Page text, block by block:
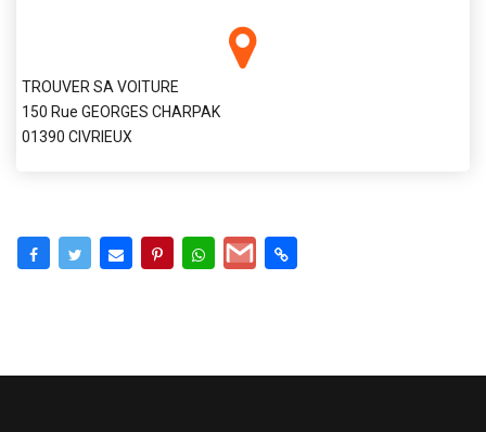
TROUVER SA VOITURE
150 Rue GEORGES CHARPAK
01390 CIVRIEUX